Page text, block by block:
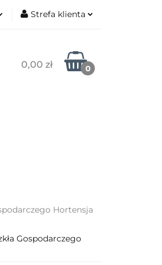
Strefa klienta
Zarejestruj się
0,00 zł 0
Hortensja
Gospodarczego